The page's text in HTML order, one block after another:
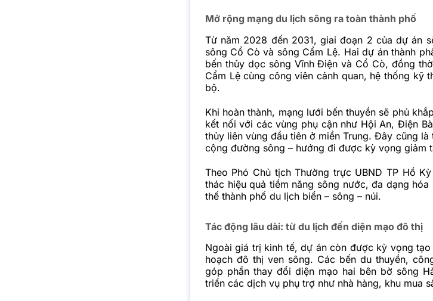
Mở rộng mạng du lịch sông ra toàn thành phố
Từ năm 2028 đến 2031, giai đoạn 2 của dự án
sông Cổ Cò và sông Cẩm Lệ. Hai dự án thành
bến thủy dọc sông Vĩnh Điện và Cổ Cò, đồng
Cẩm Lệ cùng công viên cảnh quan, hệ thống kỹ
bộ.
Khi hoàn thành, mạng lưới bến thuyền sẽ phủ
kết nối với các vùng phụ cận như Hội An, Điện
thủy liên vùng đầu tiên ở miền Trung. Đây cũng
cộng đường sông – hướng đi được kỳ vọng giảm
Theo Phó Chủ tịch Thường trực UBND TP Hồ
thác hiệu quả tiềm năng sông nước, đa dạng
thế thành phố du lịch biển – sông – núi.
Tác động lâu dài: từ du lịch đến diện mạo đô thị
Ngoài giá trị kinh tế, dự án còn được kỳ vọng
hoạch đô thị ven sông. Các bến du thuyền,
góp phần thay đổi diện mạo hai bên bờ sông
triển các dịch vụ phụ trợ như nhà hàng, khu mua